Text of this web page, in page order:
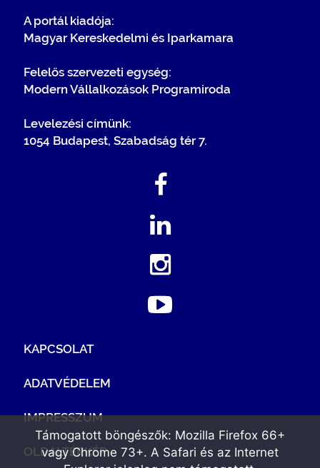
A portál kiadója:
Magyar Kereskedelmi és Iparkamara
Felelős szervezeti egység:
Modern Vállalkozások Programiroda
Levelezési címünk:
1054 Budapest, Szabadság tér 7.
KAPCSOLAT
ADATVÉDELEM
IMPRESSZUM
OLDALTÉRKÉP
Támogatott böngészők: Mozilla Firefox 66+
vagy Chrome 73+. A Safari és az Internet